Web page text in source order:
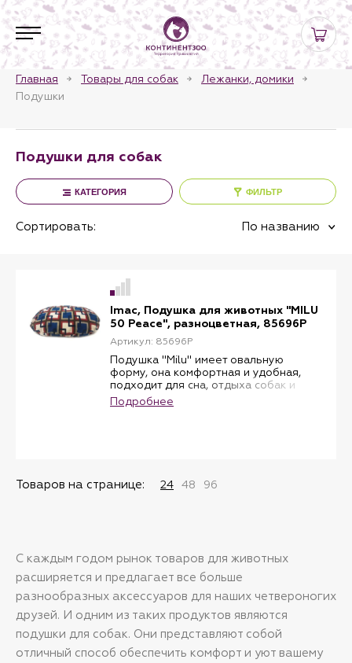
Главная Товары для собак
Лежанки, домики
Подушки
Подушки для собак
КАТЕГОРИЯ ФИЛЬТР
Сортировать: По названию
Imac, Подушка для животных "MILU
50 Peace", разноцветная, 85696P
Артикул: 85696P
Подушка "Milu" имеет овальную
форму, она комфортная и удобная,
подходит для сна, отдыха собак и
кошек. Изготовлена из качественного
натруального хлопка, синтетическое
Подробнее
Товаров на странице: 24 48 96
С каждым годом рынок товаров для животных
расширяется и предлагает все больше
разнообразных аксессуаров для наших четвероногих
друзей. И одним из таких продуктов являются
подушки для собак. Они представляют собой
отличный способ обеспечить комфорт и уют вашему